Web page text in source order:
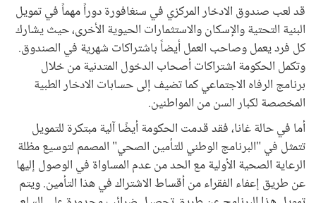
قد لعب صندوق الادخار المركزي في سنغافورة دوراً مهماً في تمويل
البنية التحتية والإسكان والاستثمارات الحيوية الأخرى، حيث يشارك
كل فرد يعمل وصاحب العمل أيضاً باشتراكات شهرية في الصندوق.
وتكمل الحكومة اشتراكات أصحاب الدخول المتدنية من خلال
برنامج الرفاه الاجتماعي كما تضيف إلى حسابات الادخار الطبية
المخصصة لكبار السن من المواطنين.
أما في حالة غانا، فقد قدمت الحكومة أيضًا آلية مبتكرة للتمويل
تتمثل في "البرنامج الوطني للتأمين الصحي" المصمم لتوسيع مظلة
الرعاية الصحية الأولية مع الحد من عدم المساواة في الوصول إليها
عن طريق إعفاء الفقراء من أقساط الاشتراك في هذا التأمين. ويتم